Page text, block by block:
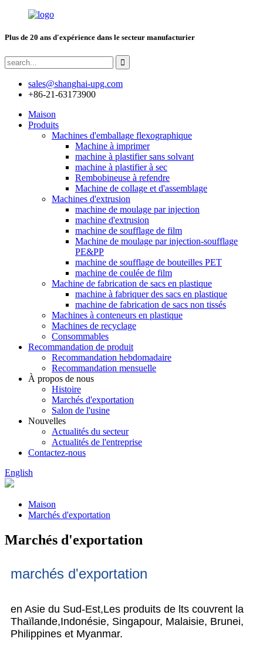
Plus de 20 ans d'expérience dans le secteur manufacturier
sales@shanghai-upg.com
+86-21-63173900
Maison
Produits
Machines d'emballage flexographique
Machine à imprimer
machine à plastifier sans solvant
machine à plastifier à sec
Rembobineuse à refendre
Machine de collage et d'assemblage
Machines d'extrusion
machine de moulage par injection
machine d'extrusion
machine de soufflage de film
Machine de moulage par injection-soufflage
PE&PP
machine de soufflage de bouteilles PET
machine de coulée de film
Machine de fabrication de sacs en plastique
machine à fabriquer des sacs en plastique
machine de fabrication de sacs non tissés
Machines à conteneurs en plastique
Machines de recyclage
Consommables
Recommandation de produit
Recommandation hebdomadaire
Recommandation mensuelle
À propos de nous
Histoire
Marchés d'exportation
Salon de l'usine
Nouvelles
Actualités du secteur
Actualités de l'entreprise
Contactez-nous
English
Maison
Marchés d'exportation
Marchés d'exportation
marchés d'exportation
en Asie du Sud-Est,Les produits de lts couvrent la
Thaïlande,Indonésie, Singapour, Malaisie, Brunei,
Philippines et Myanmar.